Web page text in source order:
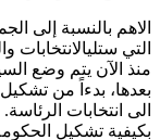
الاهم بالنسبة إلى
التي ستليالانتخابات
منذ الآن يتم وضع
بعدها، بدءاً من
الى انتخابات